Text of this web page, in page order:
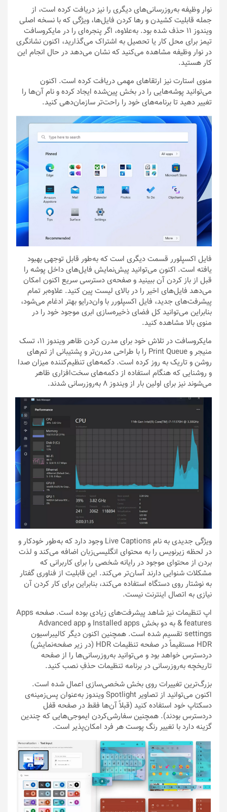
نوار وظیفه به‌روزرسانی‌های دیگری را نیز دریافت کرده است، از
جمله قابلیت کشیدن و رها کردن فایل‌ها، ویژگی که با نسخه اصلی
ویندوز ۱۱ حذف شده بود. به‌علاوه، اگر پنجره‌ای را در مایکروسافت
تیمز برای محل کار یا تحصیل به اشتراک می‌گذارید، اکنون نشانگری
در نوار وظیفه مشاهده می‌کنید که نشان می‌دهد در حال انجام این
کار هستید.
منوی استارت نیز ارتقاهای مهمی دریافت کرده است. اکنون
می‌توانید پوشه‌هایی را در بخش پین‌شده ایجاد کرده و نام آن‌ها را
تغییر دهید تا برنامه‌های خود را راحت‌تر سازمان‌دهی کنید.
فایل اکسپلورر قسمت دیگری است که به‌طور قابل توجهی بهبود
یافته است. اکنون می‌توانید پیش‌نمایش فایل‌های داخل پوشه را
قبل از باز کردن آن ببینید و صفحه‌ی دسترسی سریع اکنون امکان
می‌دهد فایل‌های اخیر را در بالای لیست پین کنید. علاوه‌بر تمام
پیشرفت‌های جدید، فایل اکسپلورر با وان‌درایو بهتر ادغام می‌شود،
بنابراین می‌توانید کل فضای ذخیره‌سازی ابری موجود خود را در
منوی بالا مشاهده کنید.
مایکروسافت در تلاش خود برای مدرن کردن ظاهر ویندوز ۱۱، تسک
منیجر و Print Queue را با طراحی مدرن‌تر و پشتیبانی از تم‌های
روشن و تاریک به روز کرده است. دکمه‌های تنظیم‌کننده‌ میزان صدا
و روشنایی که هنگام استفاده از دکمه‌های سخت‌افزاری ظاهر
می‌شوند نیز برای اولین بار از ویندوز ۸ به‌روزرسانی شدند.
ویژگی جدیدی به نام Live Captions وجود دارد که به‌طور خودکار و
در لحظه‌ زیرنویس را به محتوای انگلیسی‌زبان اضافه می‌کند و لذت
بردن از محتوای موجود در رایانه شخصی را برای کاربرانی که
مشکلات شنوایی دارند آسان‌تر می‌کند. این قابلیت از فناوری گفتار
به نوشتار روی دستگاه استفاده می‌کند، بنابراین برای کار کردن آن
نیازی به اتصال اینترنت نیست.
اپ تنظیمات نیز شاهد پیشرفت‌های زیادی بوده است. صفحه Apps
& features به دو بخش Installed apps و Advanced app
settings تقسیم شده است. همچنین اکنون دیگر کالیبراسیون
HDR مستقیماً در صفحه تنظیمات HDR (در زیر صفحه‌نمایش)
دردسترس خواهد بود و می‌توانید به‌روزرسانی‌ها را از صفحه
تاریخچه به‌روزرسانی در برنامه تنظیمات حذفِ نصب کنید.
بزرگ‌ترین تغییرات روی بخش شخصی‌سازی اعمال شده‌ است.
اکنون می‌توانید از تصاویر Spotlight ویندوز به‌عنوان پس‌زمینه‌ی
دسکتاپ خود استفاده کنید (قبلاً آن‌ها فقط در صفحه قفل
دردسترس بودند). همچنین سفارشی‌کردن ایموجی‌هایی که چندین
گزینه دارد با تغییر رنگ پوست هر فرد امکان‌پذیر است.